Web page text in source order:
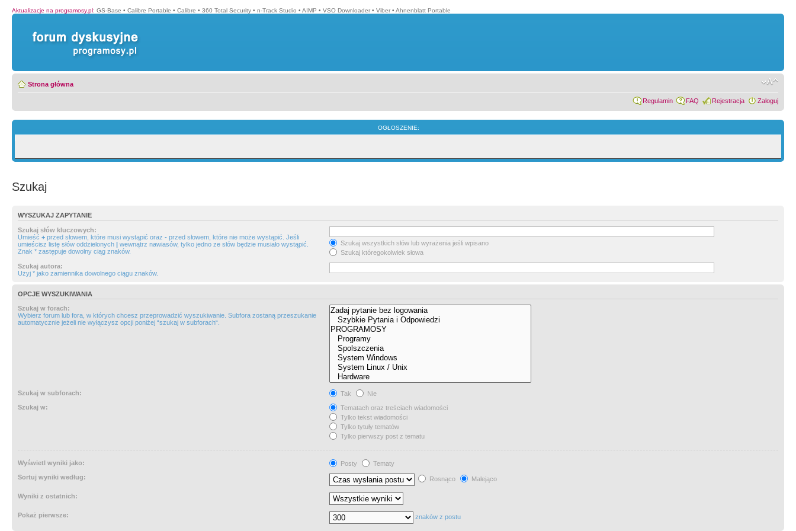
Aktualizacje na programosy.pl: GS-Base • Calibre Portable • Calibre • 360 Total Security • n-Track Studio • AIMP • VSO Downloader • Viber • Ahnenblatt Portable
Strona główna
Regulamin FAQ Rejestracja Zaloguj
OGŁOSZENIE:
Szukaj
WYSZUKAJ ZAPYTANIE
Szukaj słów kluczowych:
Umieść + przed słowem, które musi wystąpić oraz - przed słowem, które nie może wystąpić. Jeśli
umieścisz listę słów oddzielonych | wewnątrz nawiasów, tylko jedno ze słów będzie musiało wystąpić.
Znak * zastępuje dowolny ciąg znaków.
Szukaj wszystkich słów lub wyrażenia jeśli wpisano
Szukaj któregokolwiek słowa
Szukaj autora:
Użyj * jako zamiennika dowolnego ciągu znaków.
OPCJE WYSZUKIWANIA
Szukaj w forach:
Wybierz forum lub fora, w których chcesz przeprowadzić wyszukiwanie. Subfora zostaną przeszukanie
automatycznie jeżeli nie wyłączysz opcji poniżej “szukaj w subforach“.
Szukaj w subforach: Tak
Nie
Szukaj w:
Tematach oraz treściach wiadomości
Tylko tekst wiadomości
Tylko tytuły tematów
Tylko pierwszy post z tematu
Wyświetl wyniki jako: Posty
Tematy
Sortuj wyniki według:
Rosnąco Malejąco
Wyniki z ostatnich:
Pokaż pierwsze: znaków z postu